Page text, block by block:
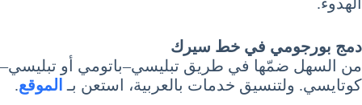
دمج بورجومي في خط سيرك
من السهل ضمّها في طريق تبليسي–باتومي أو تبليسي–
كوتايسي. ولتنسيق خدمات بالعربية، استعن بـ الموقع.